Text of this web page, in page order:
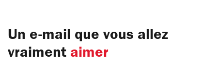
Un e-mail que vous allez
vraiment aimer